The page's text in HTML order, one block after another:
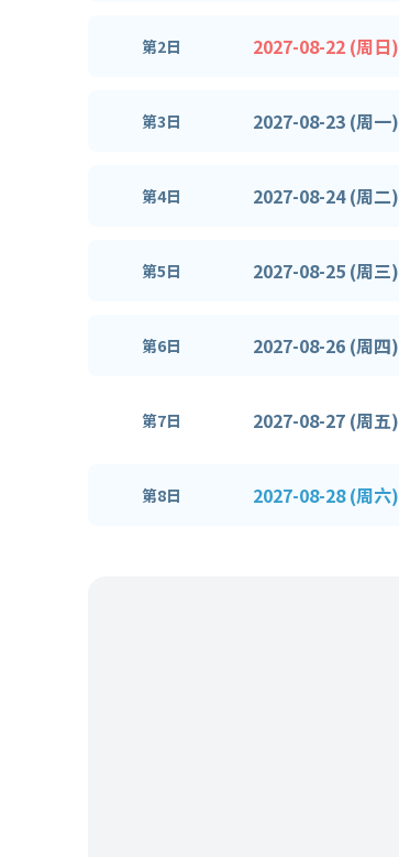
第2日 2027-08-22 (周日)
第3日 2027-08-23 (周一)
第4日 2027-08-24 (周二)
第5日 2027-08-25 (周三)
第6日 2027-08-26 (周四)
第7日 2027-08-27 (周五)
第8日 2027-08-28 (周六)